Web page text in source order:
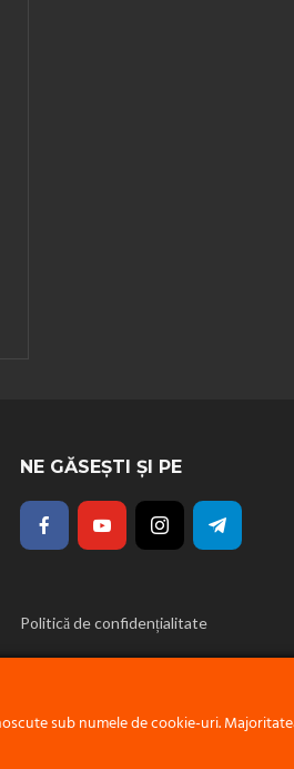
NE GĂSEȘTI ȘI PE
Politică de confidențialitate
sub numele de cookie-uri.